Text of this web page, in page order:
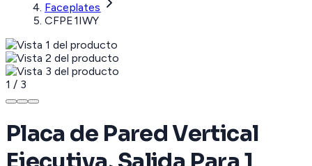
Faceplates
CFPE1IWY
1 / 3
Placa de Pared Vertical